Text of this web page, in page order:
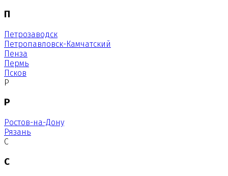
П
Петрозаводск
Петропавловск-Камчатский
Пенза
Пермь
Псков
Р
Р
Ростов-на-Дону
Рязань
С
С